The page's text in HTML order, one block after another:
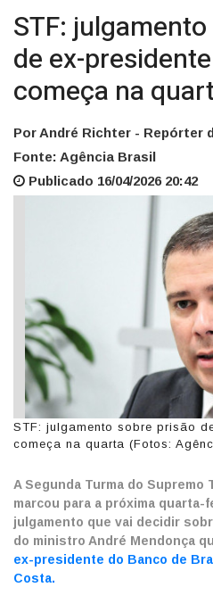
STF:
de ex-
começa na
Por André Richter - Repórter
Fonte: Agência Brasil
Publicado 16/04/2026 20:42
STF: julgamento sobre prisão
começa na quarta (Fotos:
A Segunda Turma do Supremo
marcou para a próxima quarta-
julgamento que vai decidir
do ministro André Mendonça
ex-presidente do Banco de
Costa.